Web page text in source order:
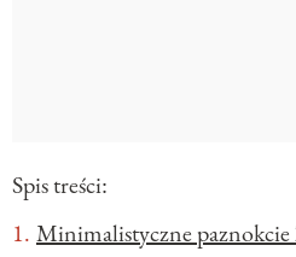
Spis treści:
Minimalistyczne